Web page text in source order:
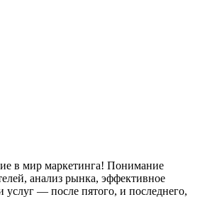
в мир маркетинга! Понимание
анализ рынка, эффективное
услуг — после пятого, и последнего,